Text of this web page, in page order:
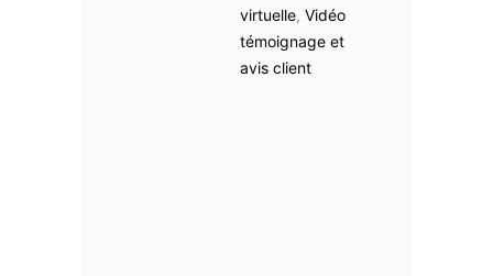
virtuelle, Vidéo
témoignage et
avis client